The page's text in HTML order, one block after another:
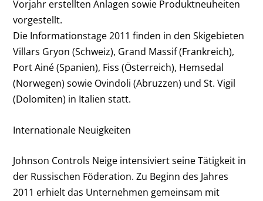
Vorjahr erstellten Anlagen sowie Produktneuheiten
vorgestellt.
Die Informationstage 2011 finden in den Skigebieten
Villars Gryon (Schweiz), Grand Massif (Frankreich),
Port Ainé (Spanien), Fiss (Österreich), Hemsedal
(Norwegen) sowie Ovindoli (Abruzzen) und St. Vigil
(Dolomiten) in Italien statt.
Internationale Neuigkeiten
Johnson Controls Neige intensiviert seine Tätigkeit in
der Russischen Föderation. Zu Beginn des Jahres
2011 erhielt das Unternehmen gemeinsam mit